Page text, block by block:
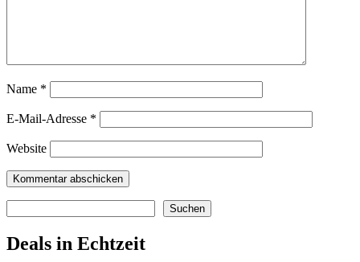
Name *
E-Mail-Adresse *
Website
Suchen
Deals in Echtzeit